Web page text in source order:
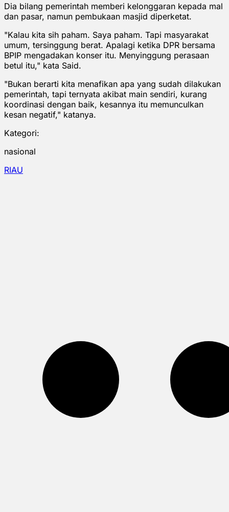
Dia bilang pemerintah memberi kelonggaran kepada mal
dan pasar, namun pembukaan masjid diperketat.
"Kalau kita sih paham. Saya paham. Tapi masyarakat
umum, tersinggung berat. Apalagi ketika DPR bersama
BPIP mengadakan konser itu. Menyinggung perasaan
betul itu," kata Said.
"Bukan berarti kita menafikan apa yang sudah dilakukan
pemerintah, tapi ternyata akibat main sendiri, kurang
koordinasi dengan baik, kesannya itu memunculkan
kesan negatif," katanya.
Kategori:
nasional
RIAU